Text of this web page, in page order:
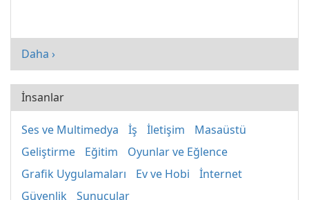
Daha ›
İnsanlar
Ses ve Multimedya İş İletişim
Masaüstü
Geliştirme
Eğitim
Oyunlar ve Eğlence
Grafik Uygulamaları
Ev ve Hobi
İnternet
Güvenlik
Sunucular